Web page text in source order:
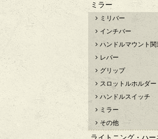
ミラー
ミリバー
インチバー
ハンドルマウント関
レバー
グリップ
スロットルホルダー
ハンドルスイッチ
ミラー
その他
ライトニング・ハー